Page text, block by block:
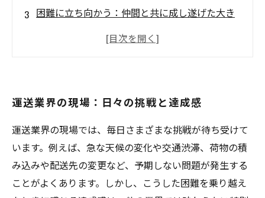
困難に立ち向かう：仲間と共に成し遂げた大き
と
仲間との絆と達成感がもたらす未来への希望
運送業界の現場：日々の挑戦と達成感
運送業界の現場では、毎日さまざまな挑戦が待ち受けて
います。例えば、急な天候の変化や交通渋滞、荷物の積
み込みや配送先の変更など、予期しない問題が発生する
ことがよくあります。しかし、こうした困難を乗り越え